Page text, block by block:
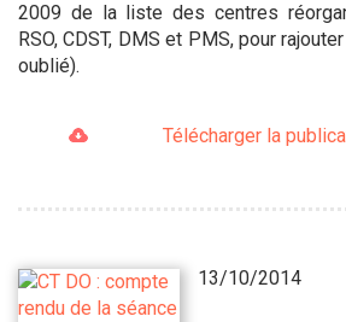
2009 de la liste des centres
RSO, CDST, DMS et PMS, pour
oublié).
Télécharger la
13/10/2014